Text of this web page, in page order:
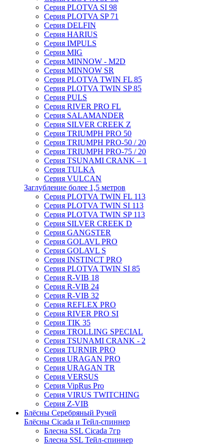
Серия PLOTVA SI 98
Серия PLOTVA SP 71
Серия DELFIN
Серия HARIUS
Серия IMPULS
Серия MIG
Серия MINNOW - M2D
Серия MINNOW SR
Серия PLOTVA TWIN FL 85
Серия PLOTVA TWIN SP 85
Серия PULS
Серия RIVER PRO FL
Серия SALAMANDER
Серия SILVER CREEK Z
Серия TRIUMPH PRO 50
Серия TRIUMPH PRO-50 / 20
Серия TRIUMPH PRO-75 / 20
Серия TSUNAMI CRANK – 1
Серия TULKA
Серия VULCAN
Заглубление более 1,5 метров
Серия PLOTVA TWIN FL 113
Серия PLOTVA TWIN SI 113
Серия PLOTVA TWIN SP 113
Серия SILVER CREEK D
Серия GANGSTER
Серия GOLAVL PRO
Серия GOLAVL S
Серия INSTINCT PRO
Серия PLOTVA TWIN SI 85
Серия R-VIB 18
Серия R-VIB 24
Серия R-VIB 32
Серия REFLEX PRO
Серия RIVER PRO SI
Серия TIK 35
Серия TROLLING SPECIAL
Серия TSUNAMI CRANK - 2
Серия TURNIR PRO
Серия URAGAN PRO
Серия URAGAN TR
Серия VERSUS
Серия VipRus Pro
Серия VIRUS TWITCHING
Серия Z-VIB
Блёсны Серебряный Ручей
Блёсны Cicada и Тейл-спиннер
Блесна SSL Cicada 7гр
Блесна SSL Тейл-спиннер